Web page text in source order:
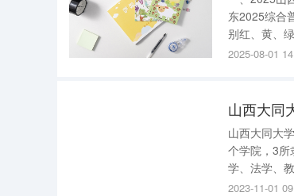
东2025综合
别红、黄、
医学(色弱、
2025-08-01
山西大同
山西大同大学专科录取分数线 截止于
个学院，3所
学、法学、
学校坚持质
2023-11-01